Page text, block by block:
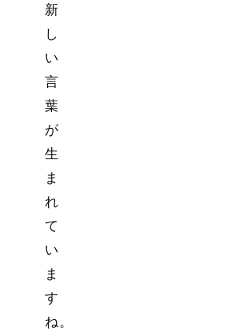
新
し
い
言
葉
が
生
ま
れ
て
い
ま
す
ね。